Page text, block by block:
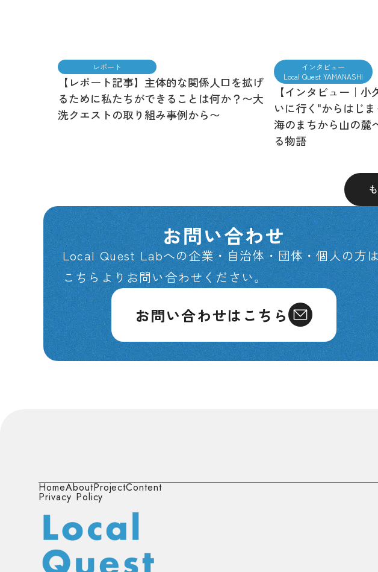
レポート
【レポート記事】主体的な関係人口を拡げ
るために私たちができることは何か？〜大
洗クエストの取り組み事例から〜
インタビュー
Local Quest YAMANASHI
【インタビュー｜
いに行く"からはじ
海のまちから山の麓
る物語
お問い合わせ
Local Quest Labへの企業・自治体・団体・個人の方は
こちらよりお問い合わせください。
お問い合わせはこちら
HomeAboutProjectContent
Privacy Policy